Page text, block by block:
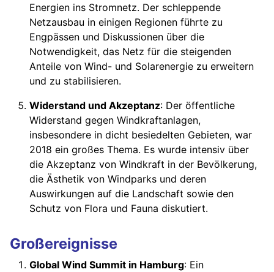
Energien ins Stromnetz. Der schleppende
Netzausbau in einigen Regionen führte zu
Engpässen und Diskussionen über die
Notwendigkeit, das Netz für die steigenden
Anteile von Wind- und Solarenergie zu erweitern
und zu stabilisieren.
Widerstand und Akzeptanz: Der öffentliche
Widerstand gegen Windkraftanlagen,
insbesondere in dicht besiedelten Gebieten, war
2018 ein großes Thema. Es wurde intensiv über
die Akzeptanz von Windkraft in der Bevölkerung,
die Ästhetik von Windparks und deren
Auswirkungen auf die Landschaft sowie den
Schutz von Flora und Fauna diskutiert.
Großereignisse
Global Wind Summit in Hamburg: Ein